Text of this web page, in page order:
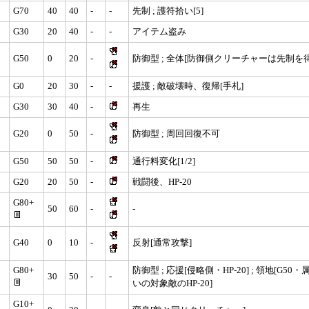
G70 40 40 - - 先制 ; 護符拾い[5]
G30 20 40 - - アイテム盗み
G50 0 20 - 防御型 ; 全体[防御側クリーチャーは先制を
G0 20 30 - - 援護 ; 敵破壊時、復帰[手札]
G30 30 40 - 再生
G20 0 50 - 防御型 ; 周回回復不可
G50 50 50 - 通行料変化[1/2]
G20 20 50 - 戦闘後、HP-20
G80+
50 60 - -
G40 0 10 - 反射[通常攻撃]
G80+
30 50 - -
防御型 ; 応援[侵略側・HP-20] ; 領地[G50・
いの対象敵のHP-20]
G10+